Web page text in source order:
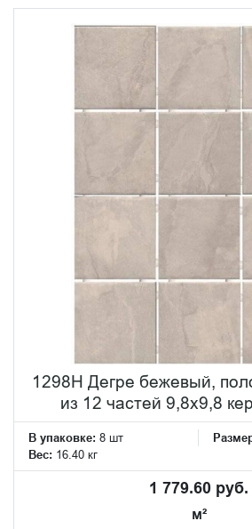
1298H Дегре бежевый,
из 12 частей 9,8х9,8
В упаковке: 8 шт
Вес: 16.40 кг
1 779.60 руб.
м²